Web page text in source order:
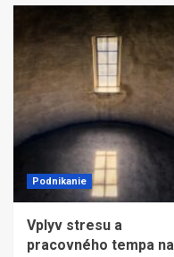
Podnikanie
Vplyv stresu a
pracovného tempa na